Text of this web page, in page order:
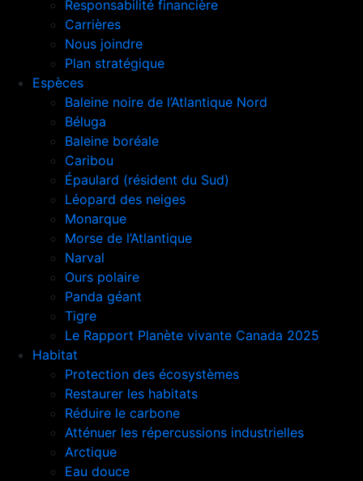
Responsabilité financière
Carrières
Nous joindre
Plan stratégique
Espèces
Baleine noire de l’Atlantique Nord
Béluga
Baleine boréale
Caribou
Épaulard (résident du Sud)
Léopard des neiges
Monarque
Morse de l’Atlantique
Narval
Ours polaire
Panda géant
Tigre
Le Rapport Planète vivante Canada 2025
Habitat
Protection des écosystèmes
Restaurer les habitats
Réduire le carbone
Atténuer les répercussions industrielles
Arctique
Eau douce